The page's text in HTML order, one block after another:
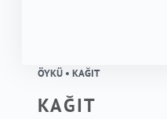
ÖYKÜ • KAĞIT
KAĞIT